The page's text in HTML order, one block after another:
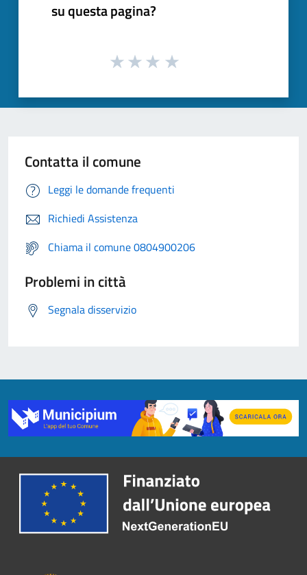
su questa pagina?
Contatta il comune
Leggi le domande frequenti
Richiedi Assistenza
Chiama il comune 0804900206
Problemi in città
Segnala disservizio